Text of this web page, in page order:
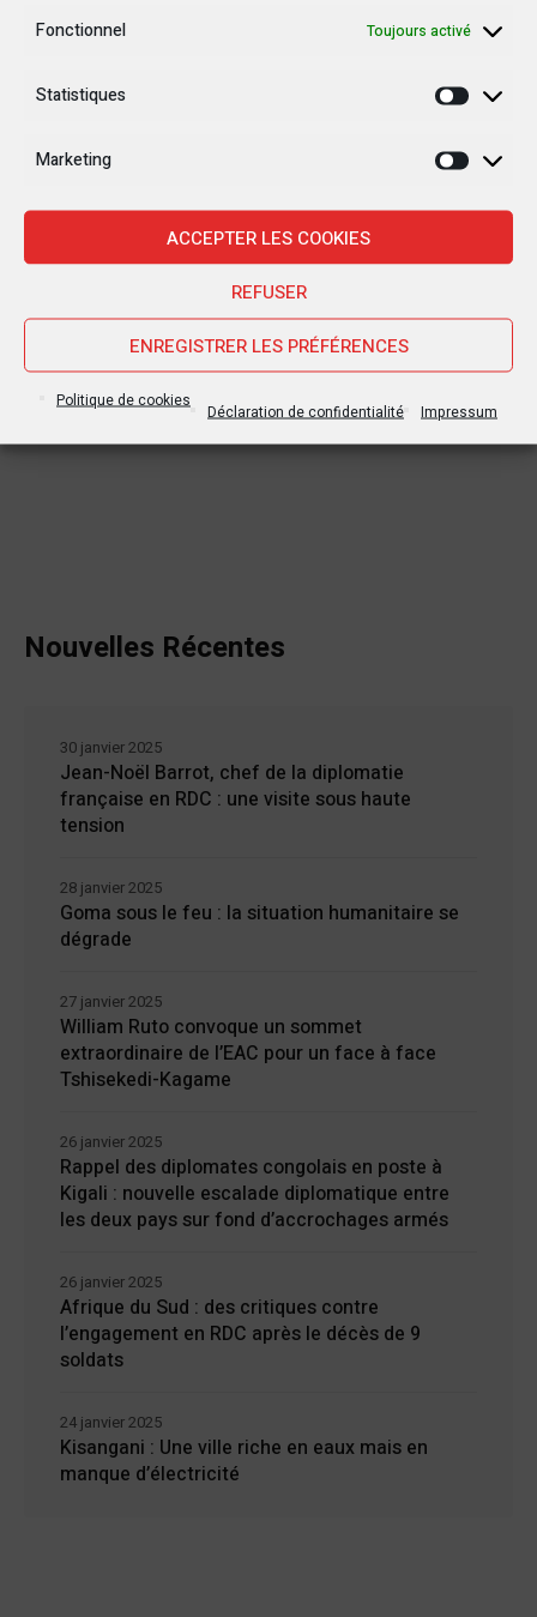
Fonctionnel Toujours activé
Statistiques
Marketing
ACCEPTER LES COOKIES
REFUSER
ENREGISTRER LES PRÉFÉRENCES
Politique de cookies
Déclaration de confidentialité Impressum
Nouvelles Récentes
Jean-Noël Barrot, chef de la diplomatie
française en RDC : une visite sous haute
tension
30 janvier 2025
Goma sous le feu : la situation humanitaire se
dégrade
28 janvier 2025
William Ruto convoque un sommet
extraordinaire de l’EAC pour un face à face
Tshisekedi-Kagame
27 janvier 2025
Rappel des diplomates congolais en poste à
Kigali : nouvelle escalade diplomatique entre
les deux pays sur fond d’accrochages armés
26 janvier 2025
Afrique du Sud : des critiques contre
l’engagement en RDC après le décès de 9
soldats
26 janvier 2025
Kisangani : Une ville riche en eaux mais en
manque d’électricité
24 janvier 2025